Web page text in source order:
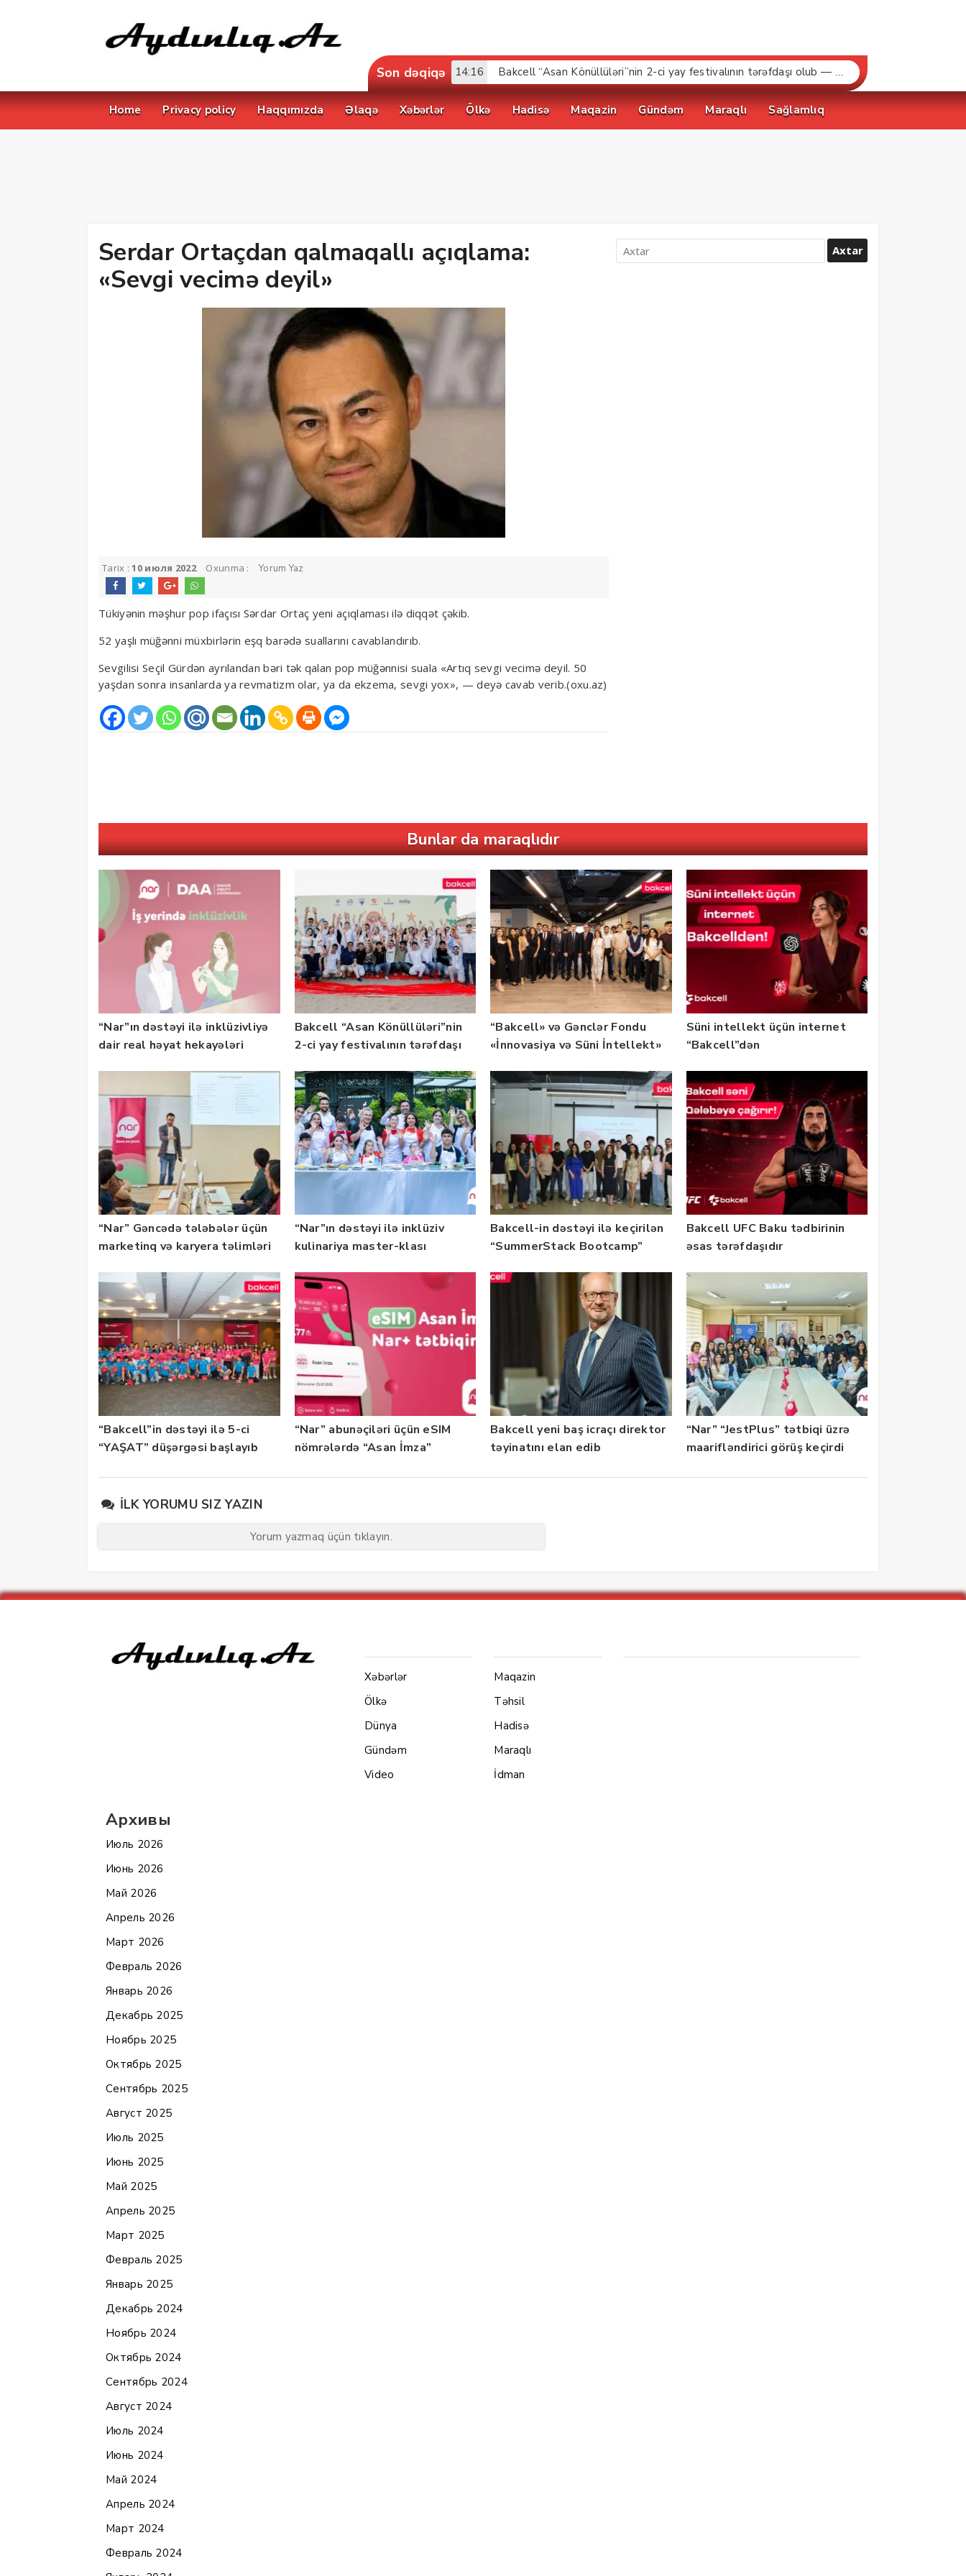
Son dəqiqə 17:52 “Bakcell» və Gənclər Fondu «İnnovasiya və Süni İntellekt» üzrə təqaüd proqramının qalibləri ilə görüş keçirib
Home Privacy policy Haqqımızda Əlaqə Xəbərlər Ölkə Hadisə Maqazin Gündəm Maraqlı Sağlamlıq
Serdar Ortaçdan qalmaqallı açıqlama:
«Sevgi vecimə deyil»
Tarix :10 июля 2022 Oxunma : Yorum Yaz
Tükiyənin məşhur pop ifaçısı Sərdar Ortaç yeni açıqlaması ilə diqqət çəkib.
52 yaşlı müğənni müxbirlərin eşq barədə suallarını cavablandırıb.
Sevgilisi Seçil Gürdən ayrılandan bəri tək qalan pop müğənnisi suala «Artıq sevgi vecimə deyil. 50
yaşdan sonra insanlarda ya revmatizm olar, ya da ekzema, sevgi yox», — deyə cavab verib.(oxu.az)
Bunlar da maraqlıdır
“Nar”ın dəstəyi ilə inklüzivliyə
dair real həyat hekayələri
Bakcell “Asan Könüllüləri”nin
2-ci yay festivalının tərəfdaşı
“Bakcell» və Gənclər Fondu
«İnnovasiya və Süni İntellekt»
qalibləri ilə görüş keçirib
Süni intellekt üçün internet
“Bakcell”dən
“Nar” Gəncədə tələbələr üçün
marketinq və karyera təlimləri
“Nar”ın dəstəyi ilə inklüziv
kulinariya master-klası
Bakcell-in dəstəyi ilə keçirilən
“SummerStack Bootcamp”
Bakcell UFC Baku tədbirinin
əsas tərəfdaşıdır
“Bakcell”in dəstəyi ilə 5-ci
“YAŞAT” düşərgəsi başlayıb
“Nar” abunəçiləri üçün eSIM
nömrələrdə “Asan İmza”
Bakcell yeni baş icraçı direktor
təyinatını elan edib
“Nar” “JestPlus” tətbiqi üzrə
maarifləndirici görüş keçirdi
İLK YORUMU SIZ YAZIN
Yorum yazmaq üçün tıklayın.
Архивы
Июль 2026
Июнь 2026
Май 2026
Апрель 2026
Март 2026
Февраль 2026
Январь 2026
Декабрь 2025
Ноябрь 2025
Октябрь 2025
Сентябрь 2025
Август 2025
Июль 2025
Июнь 2025
Май 2025
Апрель 2025
Март 2025
Февраль 2025
Январь 2025
Декабрь 2024
Ноябрь 2024
Октябрь 2024
Сентябрь 2024
Август 2024
Июль 2024
Июнь 2024
Май 2024
Апрель 2024
Март 2024
Февраль 2024
Xəbərlər
Ölkə
Dünya
Gündəm
Video
Maqazin
Təhsil
Hadisə
Maraqlı
İdman